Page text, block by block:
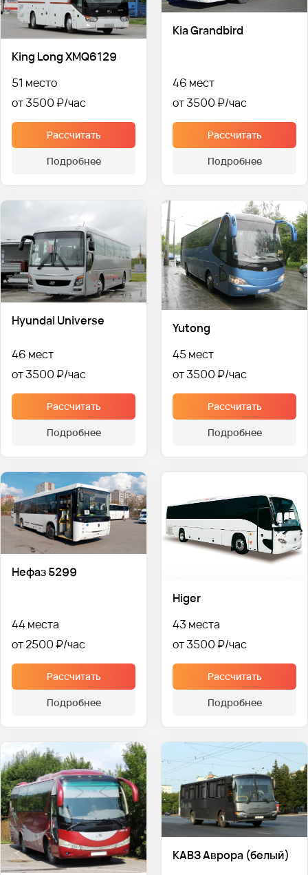
King Long XMQ6129
51 место
от 3500 ₽
Рассчитать
Подробнее
Kia Grandbird
46 мест
от 3500 ₽
Рассчитать
Подробнее
Hyundai Universe
46 мест
от 3500 ₽
Рассчитать
Подробнее
Yutong
45 мест
от 3500 ₽
Рассчитать
Подробнее
Нефаз 5299
44 места
от 2500 ₽
Рассчитать
Подробнее
Higer
43 места
от 3500 ₽
Рассчитать
Подробнее
КАВЗ Аврора (белый)